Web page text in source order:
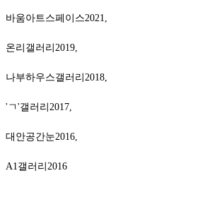
바움아트스페이스2021,
온리갤러리2019,
나부하우스갤러리2018,
'ㄱ'갤러리2017,
대안공간눈2016,
A1갤러리2016